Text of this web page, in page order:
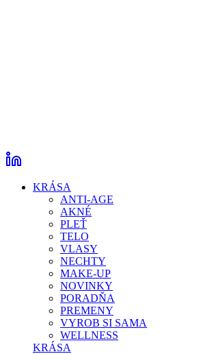
KRÁSA
ANTI-AGE
AKNÉ
PLEŤ
TELO
VLASY
NECHTY
MAKE-UP
NOVINKY
PORADŇA
PREMENY
VYROB SI SAMA
WELLNESS
KRÁSA